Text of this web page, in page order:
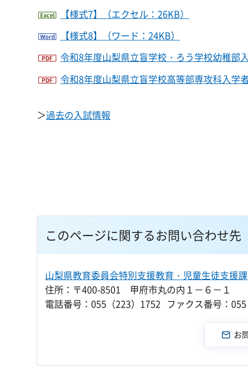
【様式7】（エクセル：26KB）
【様式8】（ワード：24KB）
令和8年度山梨県立盲学校・ろう学校幼稚部
令和8年度山梨県立盲学校高等部専攻科入学
＞過去の入試情報
このページに関するお問い合わせ先
山梨県教育委員会特別支援教育・児童生徒支援課
住所：〒400-8501 甲府市丸の内１－６－１
電話番号：055（223）1752 ファクス番号：